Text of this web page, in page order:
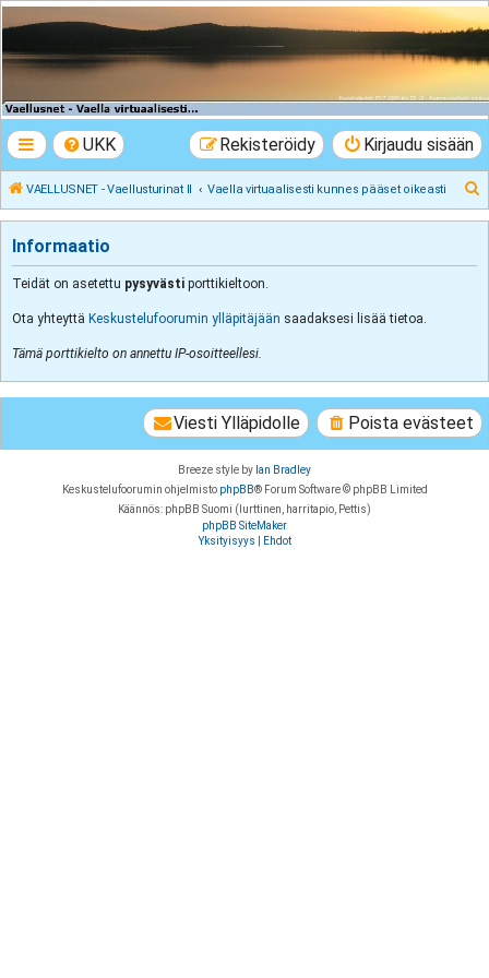
VAELLUSNET -
Vaellusturinat II
UKK Kirjaudu sisään
Rekisteröidy
VAELLUSNET - Vaellusturinat II Vaella virtuaalisesti kunnes pääset oikeasti
Informaatio
Teidät on asetettu pysyvästi porttikieltoon.
Ota yhteyttä Keskustelufoorumin ylläpitäjään saadaksesi lisää tietoa.
Tämä porttikielto on annettu IP-osoitteellesi.
Poista evästeet
Viesti Ylläpidolle
Breeze style by Ian Bradley
Keskustelufoorumin ohjelmisto phpBB® Forum Software © phpBB Limited
Käännös: phpBB Suomi (lurttinen, harritapio, Pettis)
phpBB SiteMaker
Yksityisyys
Ehdot